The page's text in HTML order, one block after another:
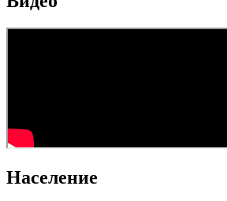
Население